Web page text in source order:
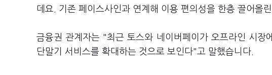
데요. 기존 페이스사인과 연계해 이용 편의성을 한층 끌어올
금융권 관계자는 "최근 토스와 네이버페이가 오프라인 시
단말기 서비스를 확대하는 것으로 보인다"고 말했습니다.